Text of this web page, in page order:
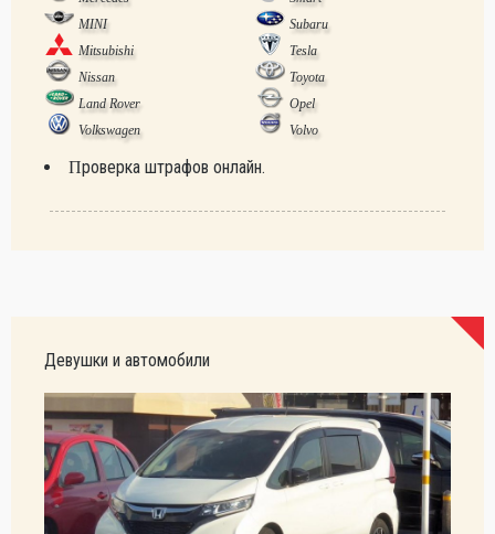
MINI
Subaru
Mitsubishi
Tesla
Nissan
Toyota
Land Rover
Opel
Volkswagen
Volvo
Проверка штрафов онлайн.
Девушки и автомобили